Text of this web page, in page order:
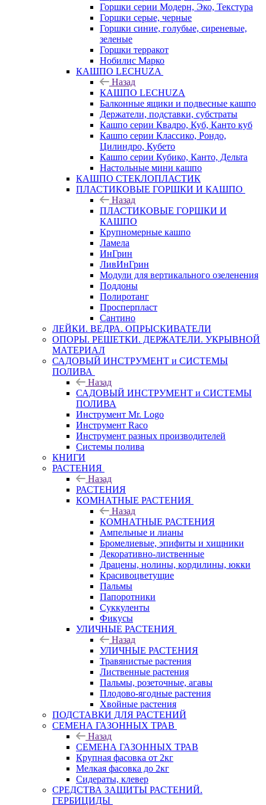
Горшки серии Модерн, Эко, Текстура
Горшки серые, черные
Горшки синие, голубые, сиреневые,
зеленые
Горшки терракот
Нобилис Марко
КАШПО LECHUZA
Назад
КАШПО LECHUZA
Балконные ящики и подвесные кашпо
Держатели, подставки, субстраты
Кашпо серии Квадро, Куб, Канто куб
Кашпо серии Классико, Рондо,
Цилиндро, Кубето
Кашпо серии Кубико, Канто, Дельта
Настольные мини кашпо
КАШПО СТЕКЛОПЛАСТИК
ПЛАСТИКОВЫЕ ГОРШКИ И КАШПО
Назад
ПЛАСТИКОВЫЕ ГОРШКИ И
КАШПО
Крупномерные кашпо
Ламела
ИнГрин
ЛивИнГрин
Модули для вертикального озеленения
Поддоны
Полиротанг
Просперпласт
Сантино
ЛЕЙКИ. ВЕДРА. ОПРЫСКИВАТЕЛИ
ОПОРЫ. РЕШЕТКИ. ДЕРЖАТЕЛИ. УКРЫВНОЙ
МАТЕРИАЛ
САДОВЫЙ ИНСТРУМЕНТ и СИСТЕМЫ
ПОЛИВА
Назад
САДОВЫЙ ИНСТРУМЕНТ и СИСТЕМЫ
ПОЛИВА
Инструмент Mr. Logo
Инструмент Raco
Инструмент разных производителей
Системы полива
КНИГИ
РАСТЕНИЯ
Назад
РАСТЕНИЯ
КОМНАТНЫЕ РАСТЕНИЯ
Назад
КОМНАТНЫЕ РАСТЕНИЯ
Ампельные и лианы
Бромелиевые, эпифиты и хищники
Декоративно-лиственные
Драцены, нолины, кордилины, юкки
Красивоцветущие
Пальмы
Папоротники
Суккуленты
Фикусы
УЛИЧНЫЕ РАСТЕНИЯ
Назад
УЛИЧНЫЕ РАСТЕНИЯ
Травянистые растения
Лиственные растения
Пальмы, розеточные, агавы
Плодово-ягодные растения
Хвойные растения
ПОДСТАВКИ ДЛЯ РАСТЕНИЙ
СЕМЕНА ГАЗОННЫХ ТРАВ
Назад
СЕМЕНА ГАЗОННЫХ ТРАВ
Крупная фасовка от 2кг
Мелкая фасовка до 2кг
Сидераты, клевер
СРЕДСТВА ЗАЩИТЫ РАСТЕНИЙ.
ГЕРБИЦИДЫ